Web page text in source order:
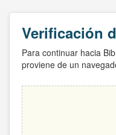
Verificación
Para continuar hacia
proviene de un